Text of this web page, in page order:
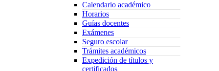
Calendario académico
Horarios
Guías docentes
Exámenes
Seguro escolar
Trámites académicos
Expedición de títulos y
certificados